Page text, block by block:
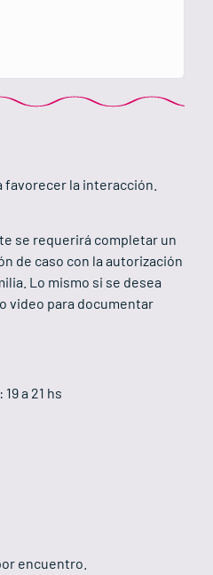
favorecer la interacción.
se requerirá completar un
de caso con la autorización
Lo mismo si se desea
video para documentar
a 21 hs
encuentro.